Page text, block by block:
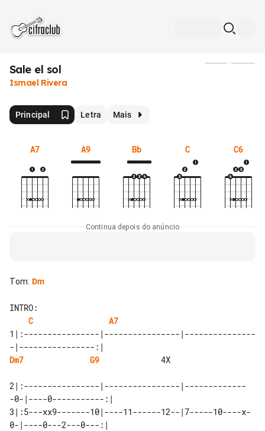
Sale el sol
Ismael Rivera
Principal Letra Mais
A7 A9 Bb C C6
Continua depois do anúncio
Tom: Dm
C
A7
1|:----------------|----------------|---------------
Dm7
G9
             4X
2|:----------------|----------------|-------------
-0-|----0-----------:|
3|:5---xx9-------10|----11------12--|7-----10----x-
0-|----0---2---0---:|